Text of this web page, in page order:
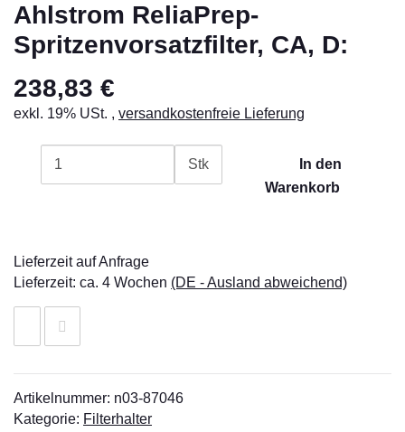
Ahlstrom ReliaPrep-
Spritzenvorsatzfilter, CA, D:
238,83 €
exkl. 19% USt. , versandkostenfreie Lieferung
Stk
In den
Warenkorb
Lieferzeit auf Anfrage
Lieferzeit: ca. 4 Wochen (DE - Ausland abweichend)
Artikelnummer: n03-87046
Kategorie: Filterhalter